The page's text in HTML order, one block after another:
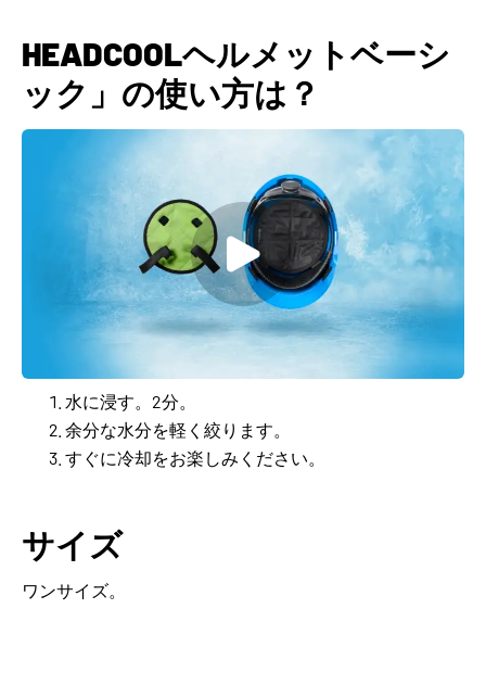
HEADCOOLヘルメットベーシ
ック」の使い方は？
水に浸す。2分。
余分な水分を軽く絞ります。
すぐに冷却をお楽しみください。
サイズ
ワンサイズ。